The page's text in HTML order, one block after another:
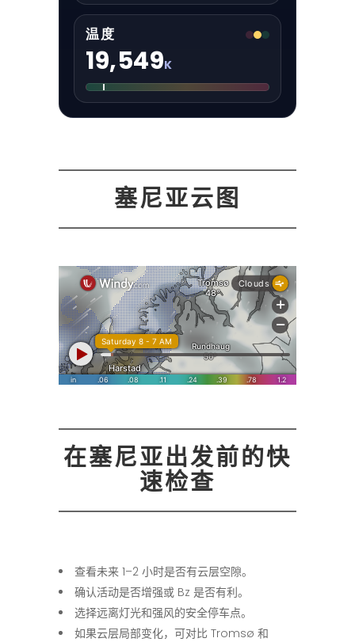
温度
19,549K
塞尼亚云图
在塞尼亚出发前的快
速检查
查看未来 1–2 小时是否有云层空隙。
确认活动是否增强或 Bz 是否有利。
选择远离灯光和强风的安全停车点。
如果云层局部变化，可对比 Tromsø 和